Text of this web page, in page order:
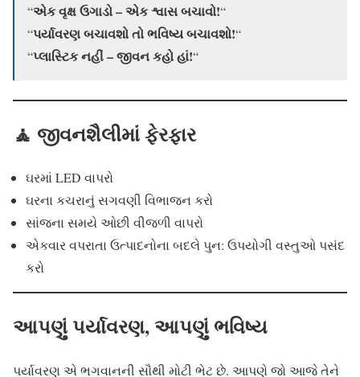
“એક વૃક્ષ ઉગાડો – એક શ્વાસ બચાવો!“
“પર્યાવરણ બચાવશો તો ભવિષ્ય બચાવશો!“
“પ્લાસ્ટિક નહીં – જીવન કહો હાં!“
🧘 જીવનશૈલીમાં ફેરફાર
ઘરમાં LED વાપરો
ઘરના કચરાનું સગવણી વિભાજન કરો
સાંજના સમયે ઓછી વીજળી વાપરો
એકવાર વપરાતા ઉત્પાદનોના બદલે પુન: ઉપયોગી વસ્તુઓ પસંદ
કરો
આપણું પર્યાવરણ, આપણું ભવિષ્ય
પર્યાવરણ એ ભગવાનની સૌથી મોટી ભેટ છે. આપણે જો આજે તેને